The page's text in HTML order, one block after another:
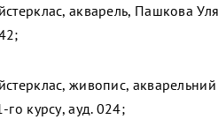
акварель, Пашкова
живопис, акварельний
курсу, ауд. 024;